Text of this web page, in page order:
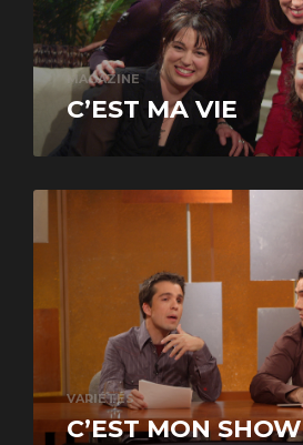
MAGAZINE
C’EST MA VIE
VARIÉTÉS
C’EST MON SHOW